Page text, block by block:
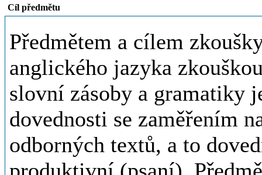
Cíl předmětu
Předmětem a cílem
anglického jazyka
slovní zásoby a gramatiky
dovednosti se zaměřením
odborných textů, a to